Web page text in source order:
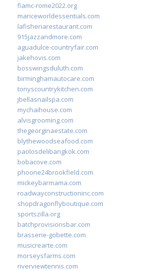
fiamc-rome2022.org
mariceworldessentials.com
lafisheriarestaurant.com
915jazzandmore.com
aguadulce-countryfair.com
jakehovis.com
bosswingsduluth.com
birminghamautocare.com
tonyscountrykitchen.com
jbellasnailspa.com
mychaihouse.com
alvisgrooming.com
thegeorginaestate.com
blythewoodseafood.com
paolosdelibangkok.com
bobacove.com
phoone24brookfield.com
mickeybarmama.com
roadwayconstructioninc.com
shopdragonflyboutique.com
sportszilla.org
batchprovisionsbar.com
brasserie-gobette.com
musicrearte.com
morseysfarms.com
riverviewtennis.com